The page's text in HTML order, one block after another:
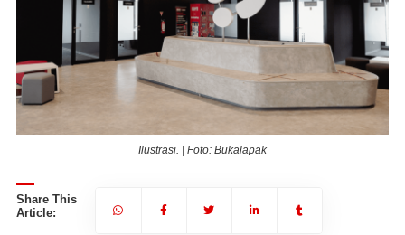
Ilustrasi. | Foto: Bukalapak
Share This
Article: